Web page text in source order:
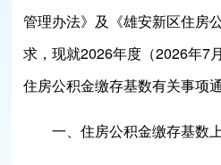
管理办法》及《雄安新区住房
求，现就2026年度（2026年7
住房公积金缴存基数有关事项
一、住房公积金缴存基数